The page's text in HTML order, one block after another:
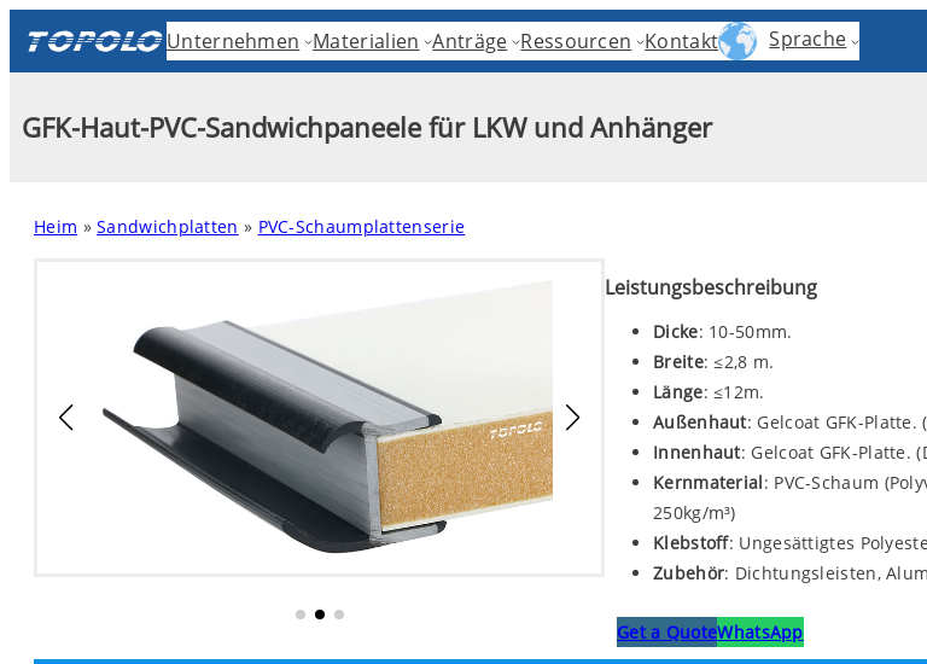
Unternehmen Materialien Anträge Ressourcen Kontakt Sprache
GFK-Haut-PVC-Sandwichpaneele für LKW und Anhänger
Heim »Sandwichplatten » PVC-Schaumplattenserie
Leistungsbeschreibung
Dicke: 10-50mm.
Breite: ≤2,8 m.
Länge: ≤12m.
Außenhaut: Gelcoat GFK-Platte.
Innenhaut: Gelcoat GFK-Platte.
Kernmaterial: PVC-Schaum
250kg/m³)
Klebstoff: Ungesättigtes
Zubehör: Dichtungsleisten,
Get a QuoteWhatsApp